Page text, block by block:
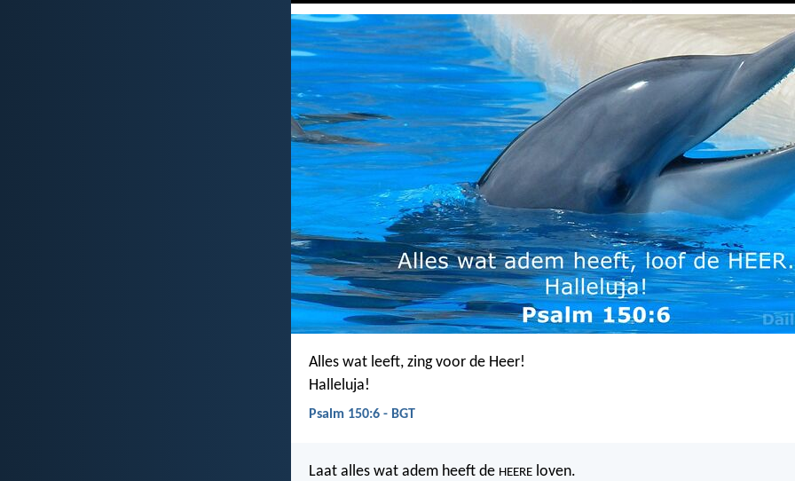
Alles wat leeft, zing voor de Heer!
Halleluja!
Psalm 150:6 - BGT
Laat alles wat adem heeft de HEERE loven.